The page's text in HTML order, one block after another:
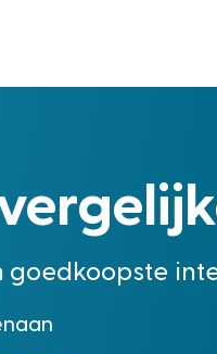
goedkoopste